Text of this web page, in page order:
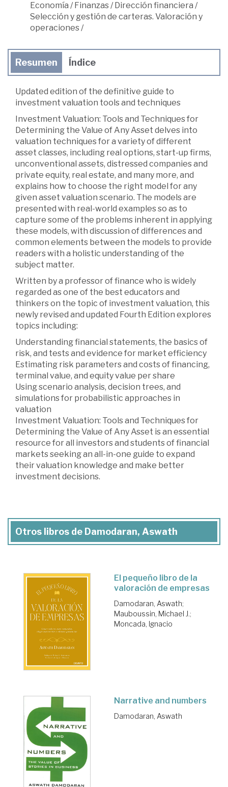
Economía / Finanzas/ Dirección financiera /
Selección y gestión de carteras. Valoración y
operaciones/
Resumen Índice
Updated edition of the definitive guide to
investment valuation tools and techniques
Investment Valuation: Tools and Techniques for
Determining the Value of Any Asset delves into
valuation techniques for a variety of different
asset classes, including real options, start-up firms,
unconventional assets, distressed companies and
private equity, real estate, and many more, and
explains how to choose the right model for any
given asset valuation scenario. The models are
presented with real-world examples so as to
capture some of the problems inherent in applying
these models, with discussion of differences and
common elements between the models to provide
readers with a holistic understanding of the
subject matter.
Written by a professor of finance who is widely
regarded as one of the best educators and
thinkers on the topic of investment valuation, this
newly revised and updated Fourth Edition explores
topics including:
Understanding financial statements, the basics of
risk, and tests and evidence for market efficiency
Estimating risk parameters and costs of financing,
terminal value, and equity value per share
Using scenario analysis, decision trees, and
simulations for probabilistic approaches in
valuation
Investment Valuation: Tools and Techniques for
Determining the Value of Any Asset is an essential
resource for all investors and students of financial
markets seeking an all-in-one guide to expand
their valuation knowledge and make better
investment decisions.
Otros libros de Damodaran, Aswath
El pequeño libro de la
valoración de empresas
Damodaran, Aswath;
Mauboussin, Michael J.;
Moncada, Ignacio
Narrative and numbers
Damodaran, Aswath